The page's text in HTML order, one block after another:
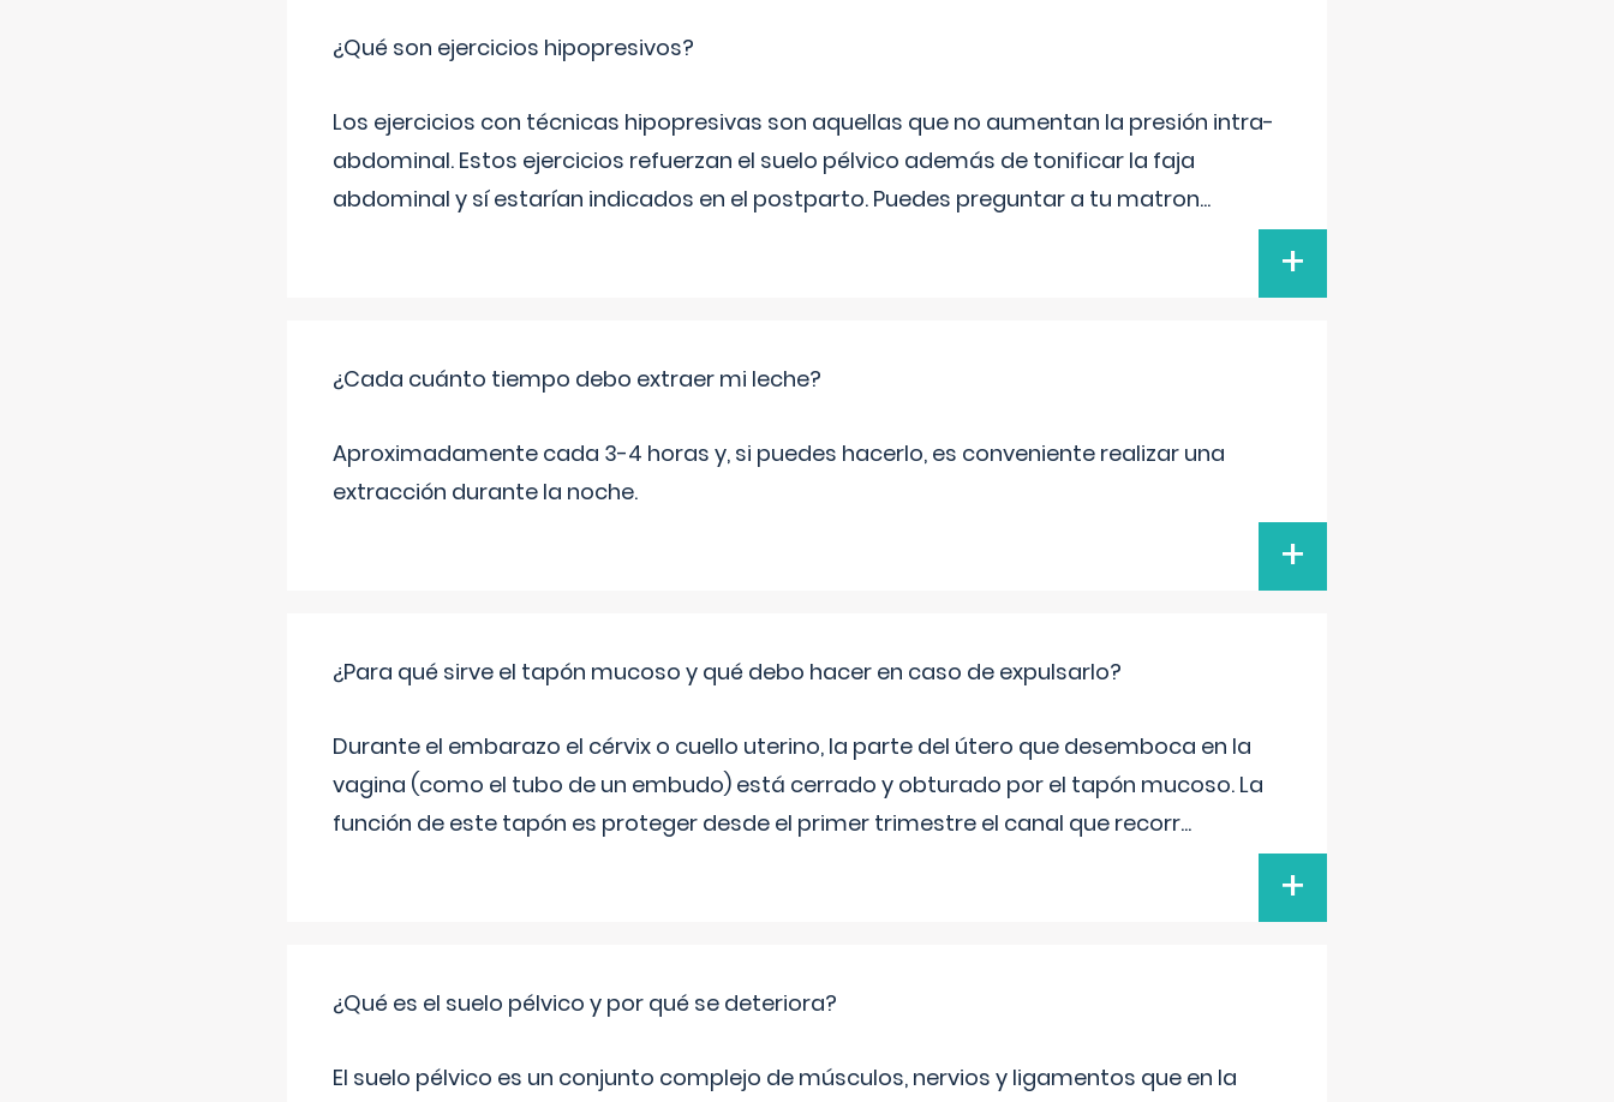
¿Qué son ejercicios hipopresivos?
Los ejercicios con técnicas hipopresivas son aquellas que no aumentan la presión intra-
abdominal. Estos ejercicios refuerzan el suelo pélvico además de tonificar la faja
abdominal y sí estarían indicados en el postparto. Puedes preguntar a tu matron...
+
¿Cada cuánto tiempo debo extraer mi leche?
Aproximadamente cada 3-4 horas y, si puedes hacerlo, es conveniente realizar una
extracción durante la noche.
+
¿Para qué sirve el tapón mucoso y qué debo hacer en caso de expulsarlo?
Durante el embarazo el cérvix o cuello uterino, la parte del útero que desemboca en la
vagina (como el tubo de un embudo) está cerrado y obturado por el tapón mucoso. La
función de este tapón es proteger desde el primer trimestre el canal que recorr...
+
¿Qué es el suelo pélvico y por qué se deteriora?
El suelo pélvico es un conjunto complejo de músculos, nervios y ligamentos que en la